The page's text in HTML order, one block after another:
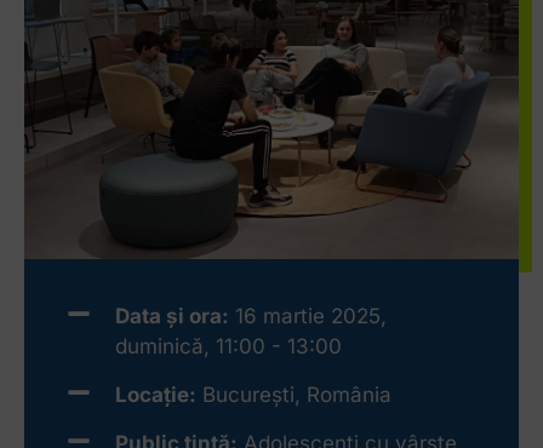
Data și ora: 16 martie 2025,
duminică, 11:00 - 13:00
Locație: București, România
Public țintă: Adolescenți cu vârste